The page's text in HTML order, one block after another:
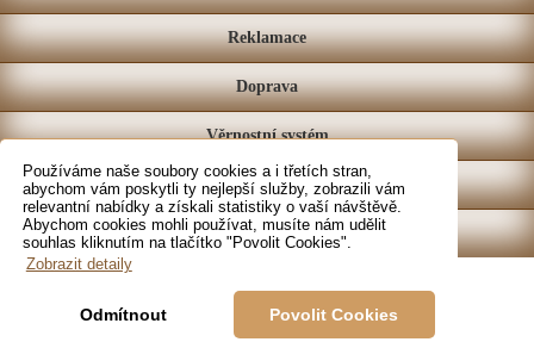
Používáme naše soubory cookies a i třetích stran,
abychom vám poskytli ty nejlepší služby, zobrazili vám
relevantní nabídky a získali statistiky o vaší návštěvě.
Abychom cookies mohli používat, musíte nám udělit
souhlas kliknutím na tlačítko "Povolit Cookies".
Zobrazit detaily
Odmítnout Povolit Cookies
Reklamace
Doprava
Věrnostní systém
Prodejna
Kontakt